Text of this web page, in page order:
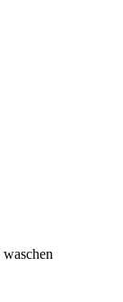
waschen